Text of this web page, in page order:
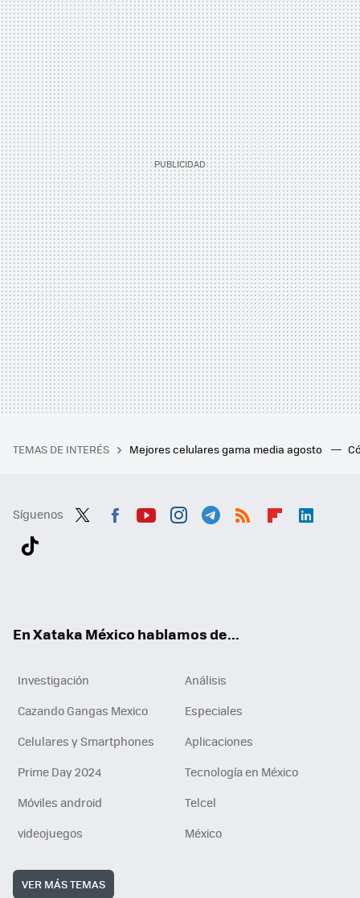
TEMAS DE INTERÉS Mejores celulares gama media agosto
Síguenos
En Xataka México hablamos de...
Investigación
Análisis
Cazando Gangas Mexico
Especiales
Celulares y Smartphones
Aplicaciones
Prime Day 2024
Tecnología en México
Móviles android
Telcel
videojuegos
México
VER MÁS TEMAS